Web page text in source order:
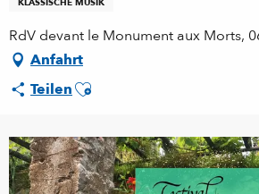
KLASSISCHE MUSIK
RdV devant le Monument aux Morts,
Anfahrt
TeilenAjouter aux favoris